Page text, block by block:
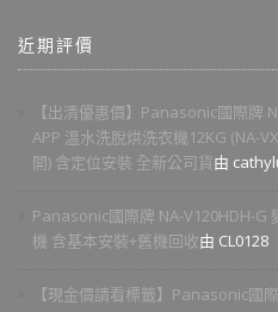
近期評價
【出清優惠價】Panasonic國際牌
APP 溫水洗脫烘洗衣機12KG (NA-
開) 含定位安裝 全新公司貨由
Panasonic國際牌 NA-V120HDH-G
機 含基本安裝+舊機回收由 CL0128
【現金價請看標籤】Panasonic國